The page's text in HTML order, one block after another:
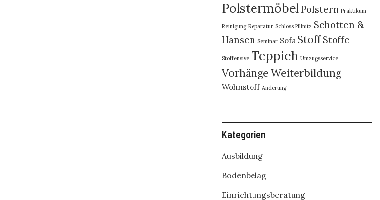
PolstermöbelPolstern Praktikum
Reinigung Reparatur Schloss Pillnitz Schotten &
Hansen Seminar Sofa Stoff Stoffe
Stoffensive Teppich Umzugsservice
VorhängeWeiterbildung
Wohnstoff Änderung
Kategorien
Ausbildung
Bodenbelag
Einrichtungsberatung